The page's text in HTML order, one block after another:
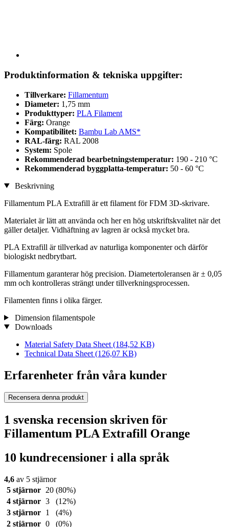
Produktinformation & tekniska uppgifter:
Tillverkare: Fillamentum
Diameter: 1,75 mm
Produkttyper: PLA Filament
Färg: Orange
Kompatibilitet: Bambu Lab AMS*
RAL-färg: RAL 2008
System: Spole
Rekommenderad bearbetningstemperatur: 190 - 210 °C
Rekommenderad byggplatta-temperatur: 50 - 60 °C
Beskrivning
Fillamentum PLA Extrafill är ett filament för FDM 3D-skrivare.
Materialet är lätt att använda och her en hög utskriftskvalitet när det
gäller detaljer. Vidhäftning av lagren är också mycket bra.
PLA Extrafill är tillverkad av naturliga komponenter och därför
biologiskt nedbrytbart.
Fillamentum garanterar hög precision. Diametertoleransen är ± 0,05
mm och kontrolleras strängt under tillverkningsprocessen.
Filamenten finns i olika färger.
Dimension filamentspole
Downloads
Material Safety Data Sheet (184,52 KB)
Technical Data Sheet (126,07 KB)
Erfarenheter från våra kunder
Recensera denna produkt
1 svenska recension skriven för
Fillamentum PLA Extrafill Orange
10 kundrecensioner i alla språk
4,6 av 5 stjärnor
5 stjärnor
20 (80%)
4 stjärnor 3
(12%)
3 stjärnor
1
(4%)
2 stjärnor 0 (0%)